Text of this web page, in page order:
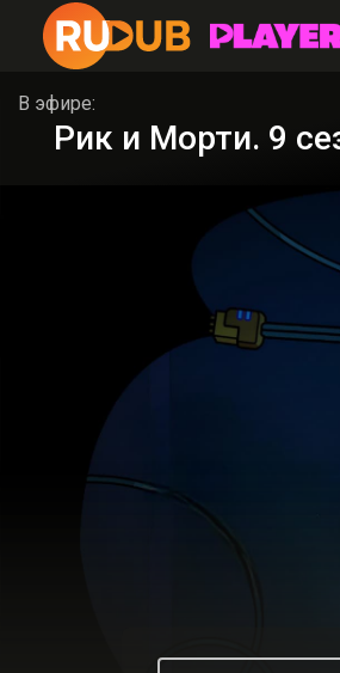
В эфире:
Рик и Морти. 9